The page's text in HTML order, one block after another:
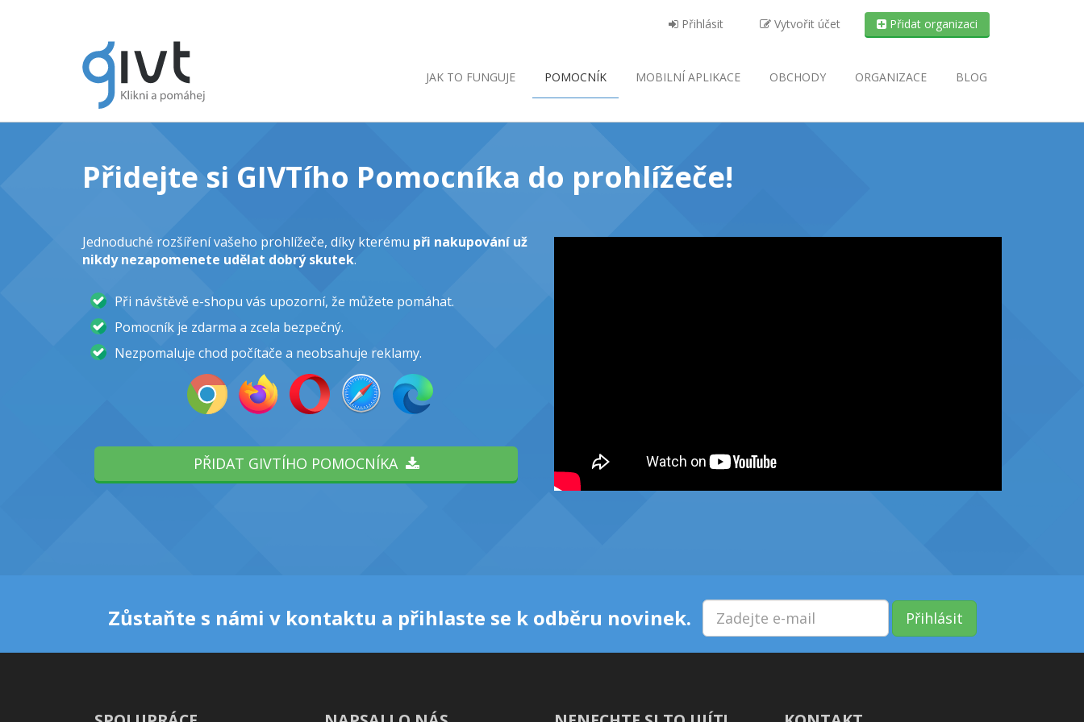
Přihlásit Vytvořit účet Přidat organizaci
JAK TO FUNGUJE POMOCNÍK MOBILNÍ APLIKACE OBCHODY ORGANIZACE BLOG
Přidejte si GIVTího Pomocníka do prohlížeče!
Jednoduché rozšíření vašeho prohlížeče, díky kterému při nakupování už
nikdy nezapomenete udělat dobrý skutek.
Při návštěvě e-shopu vás upozorní, že můžete pomáhat.
Pomocník je zdarma a zcela bezpečný.
Nezpomaluje chod počítače a neobsahuje reklamy.
PŘIDAT GIVTÍHO POMOCNÍKA
Zůstaňte s námi v kontaktu a přihlaste se k odběru novinek. Přihlásit